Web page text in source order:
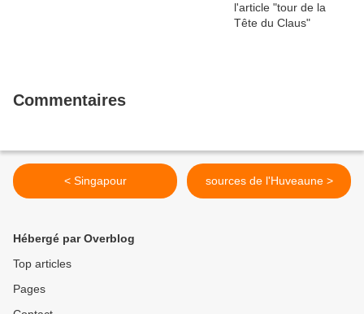
Commentaires
< Singapour sources de l'Huveaune >
Hébergé par Overblog
Top articles
Pages